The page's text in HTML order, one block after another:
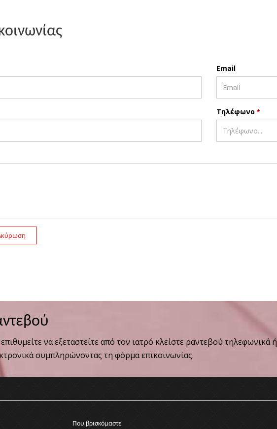
Email
Τηλέφωνο *
να εξεταστείτε από τον ιατρό κλείστε ραντεβού τηλεφωνικά ή
συμπληρώνοντας τη φόρμα επικοινωνίας.
Που βρισκόμαστε